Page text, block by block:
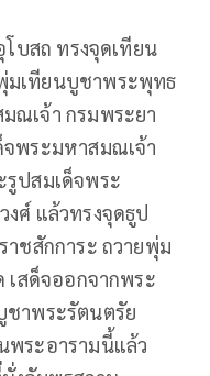
โบสถ ทรงจุดเทียน
มเทียนบูชาพระพุทธ
ณเจ้า กรมพระยา
จพระมหาสมณเจ้า
ปสมเด็จพระ
งศ์ แล้วทรงจุดธูป
าชสักการะ ถวายพุ่ม
เสด็จออกจากพระ
ชาพระรัตนตรัย
ระอารามนี้แล้ว